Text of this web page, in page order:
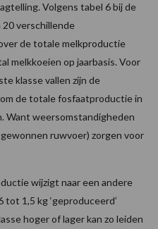
Volgens tabel 6 bij de
verschillende
de totale melkproductie
melkkoeien op jaarbasis. Voor
klasse vallen zijn de
de totale fosfaatproductie in
Want weersomstandigheden
ruwvoer) zorgen voor
wijzigt naar een andere
tot 1,5 kg ‘geproduceerd’
hoger of lager kan zo leiden